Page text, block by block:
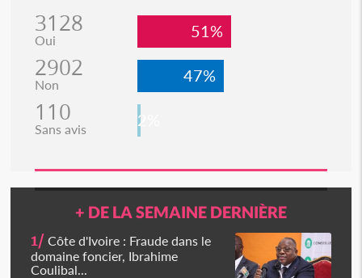
3128
Oui 51%
2902
Non 47%
110
Sans avis 2%
+ DE LA SEMAINE DERNIÈRE
1/ Côte d'Ivoire : Fraude dans le
domaine foncier, Ibrahime
Coulibal...